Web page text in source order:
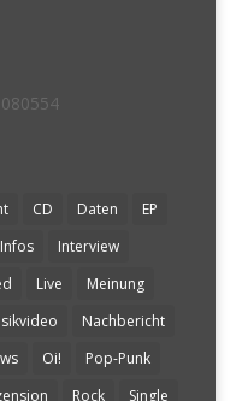
CD Daten
EP
Infos
Interview
Live
Meinung
Nachbericht
Oi!
Pop-Punk
Rock Single